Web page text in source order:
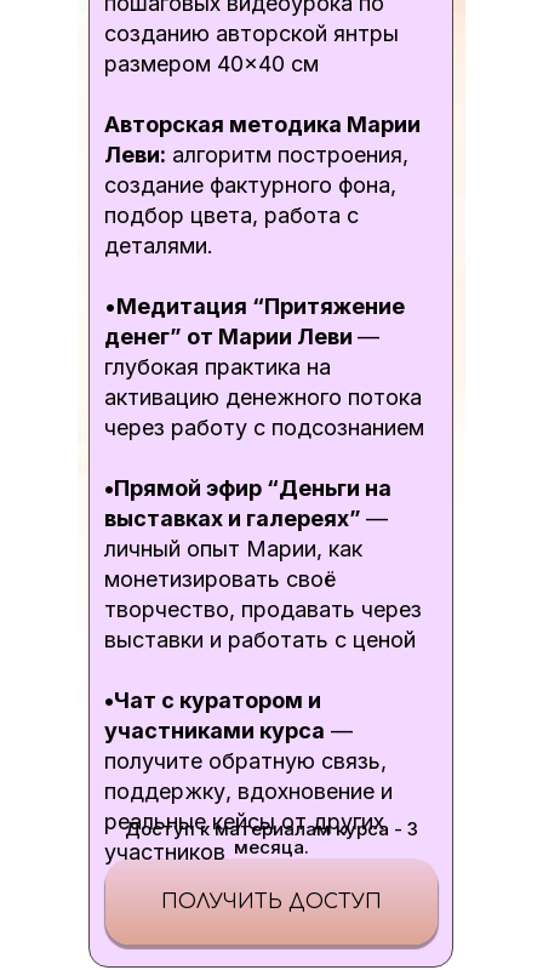
Доступ к материалам курса - З
месяца.
ПОЛУЧИТЬ ДОСТУП
созданию авторской янтры
размером 40×40 см
Авторская методика Марии
Леви: алгоритм построения,
создание фактурного фона,
подбор цвета, работа с
деталями.
•Медитация “Притяжение
денег” от Марии Леви —
глубокая практика на
активацию денежного потока
через работу с подсознанием
•Прямой эфир “Деньги на
выставках и галереях” —
личный опыт Марии, как
монетизировать своё
творчество, продавать через
выставки и работать с ценой
•Чат с куратором и
участниками курса —
получите обратную связь,
поддержку, вдохновение и
реальные кейсы от других
участников